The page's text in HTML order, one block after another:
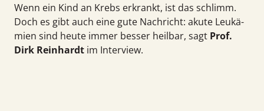
Wenn ein Kind an Krebs erkrankt, ist das schlimm.
Doch es gibt auch eine gute Nach­richt: akute Leukä­
mien sind heute immer besser heilbar, sagt Prof.
Dirk Reinhardt im Interview.